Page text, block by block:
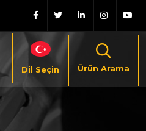
Dil Seçin Ürün Arama